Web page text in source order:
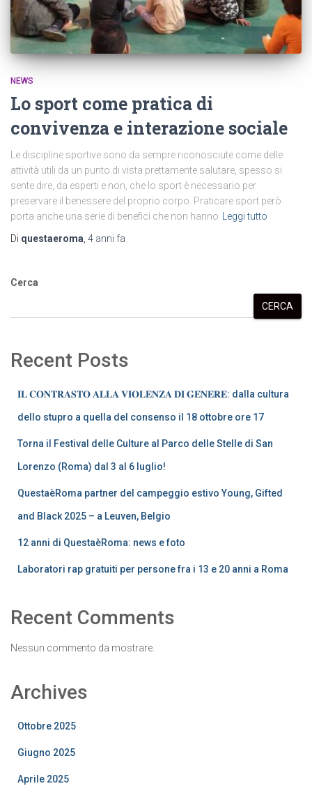
NEWS
Lo sport come pratica di
convivenza e interazione sociale
Le discipline sportive sono da sempre riconosciute come delle
attività utili da un punto di vista prettamente salutare, spesso si
sente dire, da esperti e non, che lo sport è necessario per
preservare il benessere del proprio corpo. Praticare sport però
porta anche una serie di benefici che non hanno
Leggi tutto
Di questaeroma 4 anni fa
Cerca
CERCA
Recent Posts
𝐈𝐋 𝐂𝐎𝐍𝐓𝐑𝐀𝐒𝐓𝐎 𝐀𝐋𝐋𝐀 𝐕𝐈𝐎𝐋𝐄𝐍𝐙𝐀 𝐃𝐈 𝐆𝐄𝐍𝐄𝐑𝐄: dalla cultura
dello stupro a quella del consenso il 18 ottobre ore 17
Torna il Festival delle Culture al Parco delle Stelle di San
Lorenzo (Roma) dal 3 al 6 luglio!
QuestaèRoma partner del campeggio estivo Young, Gifted
and Black 2025 – a Leuven, Belgio
12 anni di QuestaèRoma: news e foto
Laboratori rap gratuiti per persone fra i 13 e 20 anni a Roma
Recent Comments
Nessun commento da mostrare.
Archives
Ottobre 2025
Giugno 2025
Aprile 2025